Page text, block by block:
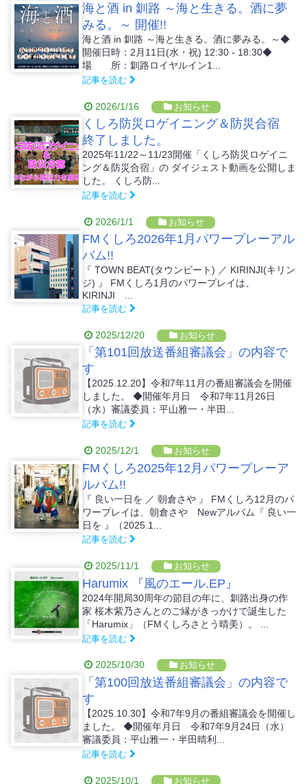
海と酒 in 釧路 ～海と生きる。酒に夢
みる。～ 開催!!
海と酒 in 釧路 ～海と生きる。酒に夢みる。～◆
開催日時：2月11日(水・祝) 12:30 - 18:30◆
場 所：釧路ロイヤルイン1...
記事を読む
2026/1/16 お知らせ
くしろ防災ロゲイニング＆防災合宿
終了しました。
2025年11/22～11/23開催「くしろ防災ロゲイニ
ング＆防災合宿」の ダイジェスト動画を公開しま
した。 くしろ防...
記事を読む
2026/1/1 お知らせ
FMくしろ2026年1月パワープレーアル
バム!!
『 TOWN BEAT(タウンビート) ／ KIRINJI(キリン
ジ) 』 FMくしろ1月のパワープレイは、
KIRINJI ...
記事を読む
2025/12/20 お知らせ
「第101回放送番組審議会」の内容で
す
【2025.12.20】令和7年11月の番組審議会を開催
しました。 ◆開催年月日 令和7年11月26日
（水）審議委員：平山雅一・半田...
記事を読む
2025/12/1 お知らせ
FMくしろ2025年12月パワープレーア
ルバム!!
『 良い一日を ／ 朝倉さや 』 FMくしろ12月のパ
ワープレイは、朝倉さや Newアルバム『 良い一
日を 』（2025.1...
記事を読む
2025/11/1 お知らせ
Harumix 『風のエール.EP』
2024年開局30周年の節目の年に、釧路出身の作
家 桜木紫乃さんとのご縁がきっかけで誕生した
「Harumix」（FMくしろさとう晴美）。 ...
記事を読む
2025/10/30 お知らせ
「第100回放送番組審議会」の内容で
す
【2025.10.30】令和7年9月の番組審議会を開催し
ました。 ◆開催年月日 令和7年9月24日（水）
審議委員：平山雅一・半田晴利...
記事を読む
2025/10/1 お知らせ